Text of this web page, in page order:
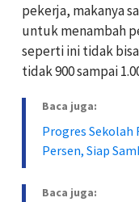
pekerja, makanya
untuk menambah
seperti ini tidak
tidak 900 sampai
Baca juga:
Progres Sekolah
Persen, Siap
Baca juga: